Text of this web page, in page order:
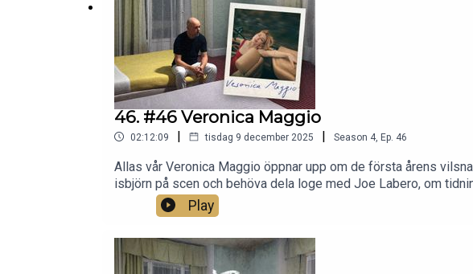
46. #46 Veronica Maggio
02:12:09 | tisdag 9 december 2025 | Season 4, Ep. 46
Allas vår Veronica Maggio öppnar upp om de första årens
isbjörn på scen och behöva dela loge med Joe Labero, om
också om det svåra i att gå vidare efter en generationsskiva
medier:Instagram: @tomasanderssonwijFacebook: /
Play